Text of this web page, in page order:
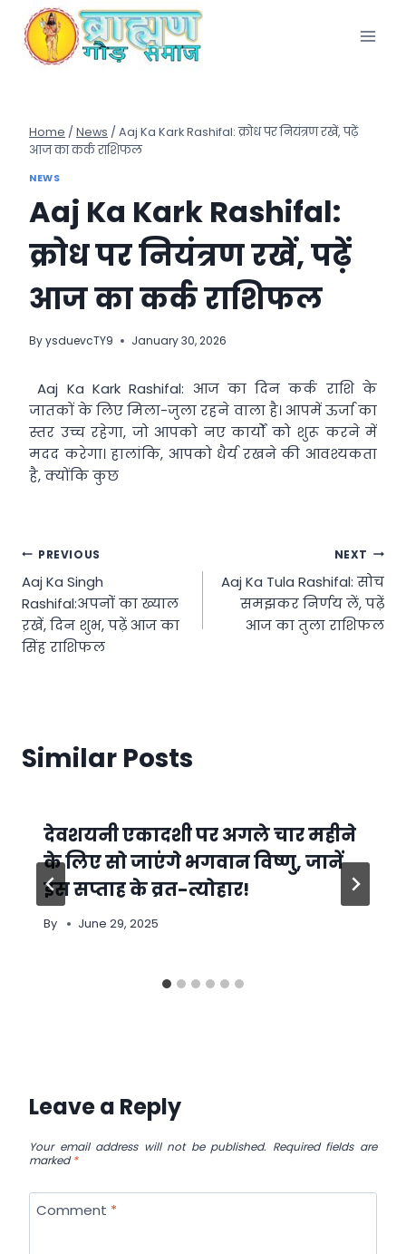
content
Home / News / Aaj Ka Kark Rashifal: क्रोध पर नियंत्रण रखें, पढ़ें
आज का कर्क राशिफल
NEWS
Aaj Ka Kark Rashifal:
क्रोध पर नियंत्रण रखें, पढ़ें
आज का कर्क राशिफल
ByysduevcTY9 January 30, 2026
Aaj Ka Kark Rashifal: आज का दिन कर्क राशि के
जातकों के लिए मिला-जुला रहने वाला है। आपमें ऊर्जा का
स्तर उच्च रहेगा, जो आपको नए कार्यों को शुरू करने में
मदद करेगा। हालांकि, आपको धैर्य रखने की आवश्यकता
है, क्योंकि कुछ
Post
navigation
PREVIOUS
Aaj Ka Singh
Rashifal:अपनोंं का ख्याल
ऱखें, दिन शुभ, पढ़ें आज का
सिंह राशिफल
NEXT
Aaj Ka Tula Rashifal: सोच
समझकर निर्णय लें, पढ़ें
आज का तुला राशिफल
Similar Posts
देवशयनी एकादशी पर अगले चार महीने
के लिए सो जाएंगे भगवान विष्णु, जानें
इस सप्ताह के व्रत-त्योहार!
By June 29, 2025
Leave a Reply
Your email address will not be published. Required fields are
marked*
Comment *